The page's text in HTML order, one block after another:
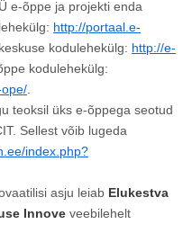
e-õppe ja projekti enda
http://portaal.e-
kodulehekülg: http://e-
kodulehekülg:
teoksil üks e-õppega seotud
Sellest võib lugeda
index.php?
asju leiab Elukestva
Innove veebilehelt